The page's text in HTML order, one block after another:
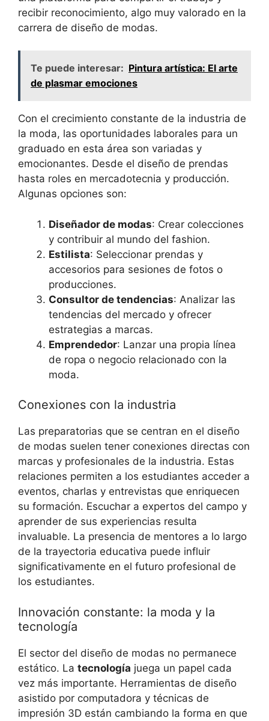
recibir reconocimiento, algo muy valorado en la
carrera de diseño de modas.
Te puede interesar: Pintura artística: El arte
de plasmar emociones
Con el crecimiento constante de la industria de
la moda, las oportunidades laborales para un
graduado en esta área son variadas y
emocionantes. Desde el diseño de prendas
hasta roles en mercadotecnia y producción.
Algunas opciones son:
Diseñador de modas: Crear colecciones
y contribuir al mundo del fashion.
Estilista: Seleccionar prendas y
accesorios para sesiones de fotos o
producciones.
Consultor de tendencias: Analizar las
tendencias del mercado y ofrecer
estrategias a marcas.
Emprendedor: Lanzar una propia línea
de ropa o negocio relacionado con la
moda.
Conexiones con la industria
Las preparatorias que se centran en el diseño
de modas suelen tener conexiones directas con
marcas y profesionales de la industria. Estas
relaciones permiten a los estudiantes acceder a
eventos, charlas y entrevistas que enriquecen
su formación. Escuchar a expertos del campo y
aprender de sus experiencias resulta
invaluable. La presencia de mentores a lo largo
de la trayectoria educativa puede influir
significativamente en el futuro profesional de
los estudiantes.
Innovación constante: la moda y la
tecnología
El sector del diseño de modas no permanece
estático. La tecnología juega un papel cada
vez más importante. Herramientas de diseño
asistido por computadora y técnicas de
impresión 3D están cambiando la forma en que